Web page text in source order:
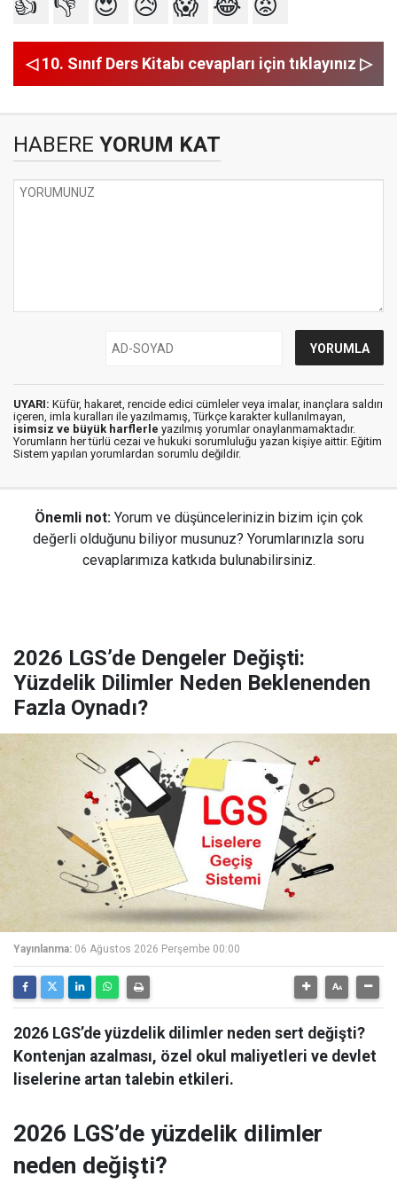
◁ 10. Sınıf Ders Kitabı cevapları için tıklayınız ▷
HABERE YORUM KAT
UYARI: Küfür, hakaret, rencide edici cümleler veya imalar, inançlara saldırı
içeren, imla kuralları ile yazılmamış, Türkçe karakter kullanılmayan,
isimsiz ve büyük harflerle yazılmış yorumlar onaylanmamaktadır.
Yorumların her türlü cezai ve hukuki sorumluluğu yazan kişiye aittir. Eğitim
Sistem yapılan yorumlardan sorumlu değildir.
Önemli not: Yorum ve düşüncelerinizin bizim için çok
değerli olduğunu biliyor musunuz? Yorumlarınızla soru
cevaplarımıza katkıda bulunabilirsiniz.
2026 LGS’de Dengeler Değişti:
Yüzdelik Dilimler Neden Beklenenden
Fazla Oynadı?
Yayınlanma: 06 Ağustos 2026 Perşembe 00:00
2026 LGS’de yüzdelik dilimler neden sert değişti?
Kontenjan azalması, özel okul maliyetleri ve devlet
liselerine artan talebin etkileri.
2026 LGS’de yüzdelik dilimler
neden değişti?